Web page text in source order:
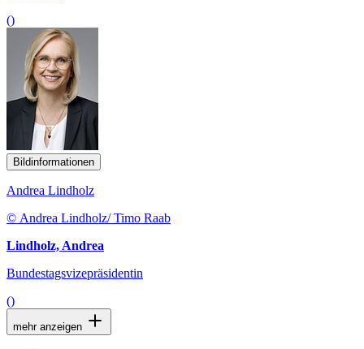
()
Bildinformationen
Andrea Lindholz
© Andrea Lindholz/ Timo Raab
Lindholz, Andrea
Bundestagsvizepräsidentin
()
mehr anzeigen